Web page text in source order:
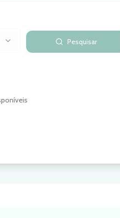
Pesquisar